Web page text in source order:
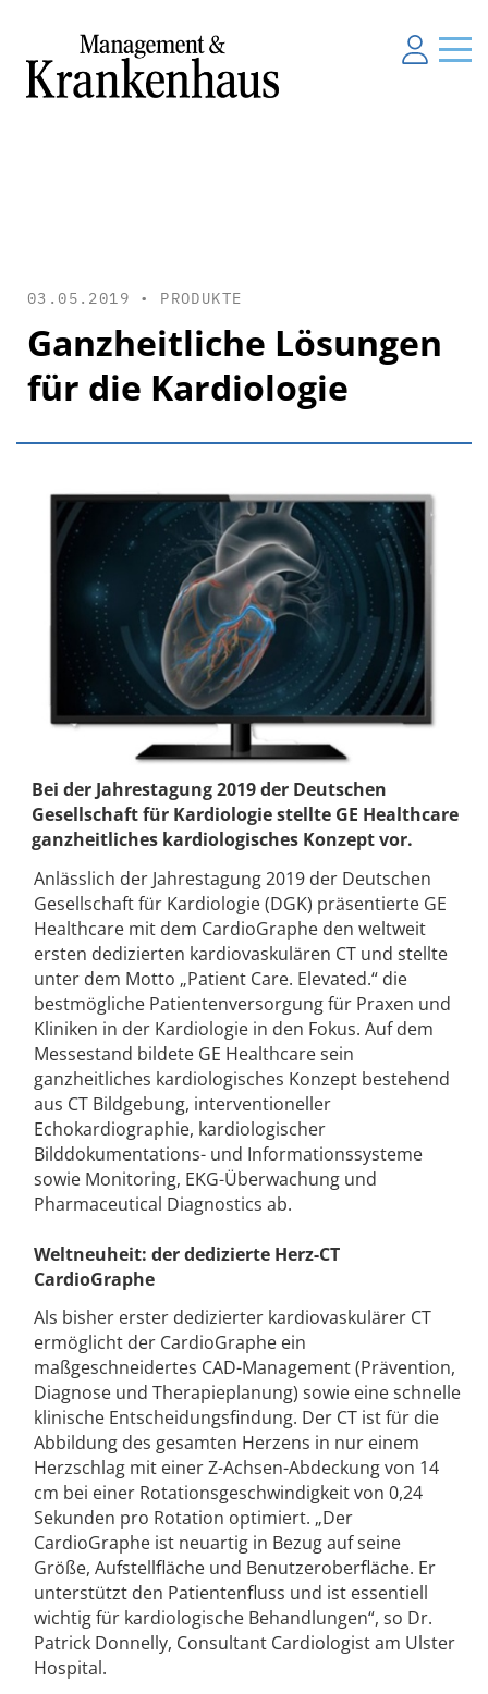
03.05.2019 • PRODUKTE
Ganzheitliche Lösungen
für die Kardiologie
Bei der Jahrestagung 2019 der Deutschen
Gesellschaft für Kardiologie stellte GE Healthcare
ganzheitliches kardiologisches Konzept vor.
Anlässlich der Jahrestagung 2019 der Deutschen
Gesellschaft für Kardiologie (DGK) präsentierte GE
Healthcare mit dem CardioGraphe den weltweit
ersten dedizierten kardiovaskulären CT und stellte
unter dem Motto „Patient Care. Elevated.“ die
bestmögliche Patientenversorgung für Praxen und
Kliniken in der Kardiologie in den Fokus. Auf dem
Messestand bildete GE Healthcare sein
ganzheitliches kardiologisches Konzept bestehend
aus CT Bildgebung, interventioneller
Echokardiographie, kardiologischer
Bilddokumentations- und Informationssysteme
sowie Monitoring, EKG-Überwachung und
Pharmaceutical Diagnostics ab.
Weltneuheit: der dedizierte Herz-CT
CardioGraphe
Als bisher erster dedizierter kardiovaskulärer CT
ermöglicht der CardioGraphe ein
maßgeschneidertes CAD-Management (Prävention,
Diagnose und Therapieplanung) sowie eine schnelle
klinische Entscheidungsfindung. Der CT ist für die
Abbildung des gesamten Herzens in nur einem
Herzschlag mit einer Z-Achsen-Abdeckung von 14
cm bei einer Rotationsgeschwindigkeit von 0,24
Sekunden pro Rotation optimiert. „Der
CardioGraphe ist neuartig in Bezug auf seine
Größe, Aufstellfläche und Benutzeroberfläche. Er
unterstützt den Patientenfluss und ist essentiell
wichtig für kardiologische Behandlungen“, so Dr.
Patrick Donnelly, Consultant Cardiologist am Ulster
Hospital.